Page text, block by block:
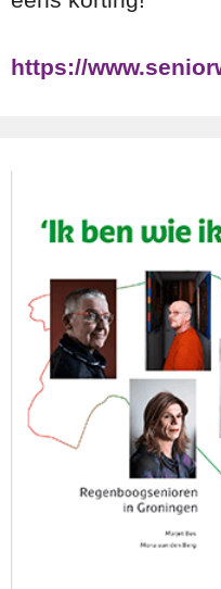
https://